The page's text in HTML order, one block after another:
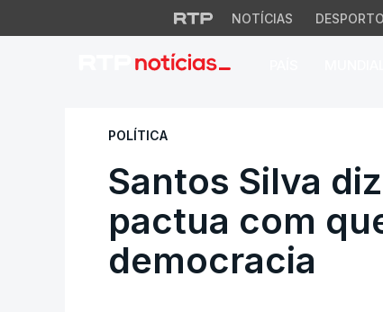
NOTÍCIAS DESPORTO
Santos Silva
POLÍTICA
Santos Silva
pactua com
democracia